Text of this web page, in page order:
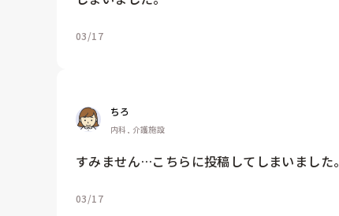
03/17
ちろ
内科, 介護施設
すみません…こちらに投稿してしまいました。
03/17